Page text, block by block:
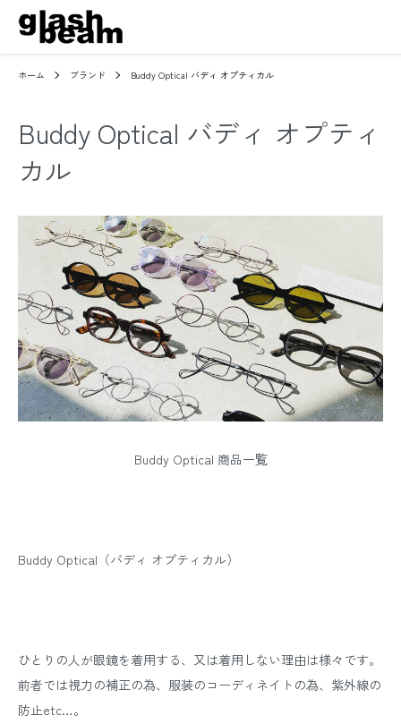
ホーム ブランド Buddy Optical バディ オプティカル
Buddy Optical バディ オプティ
カル
Buddy Optical 商品一覧
Buddy Optical（バディ オプティカル）
ひとりの人が眼鏡を着用する、又は着用しない理由は様々です。
前者では視力の補正の為、服装のコーディネイトの為、紫外線の
防止etc…。